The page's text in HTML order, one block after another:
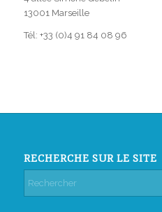
13001 Marseille
Tél: +33 (0)4 91 84 08 96
RECHERCHE SUR LE SITE